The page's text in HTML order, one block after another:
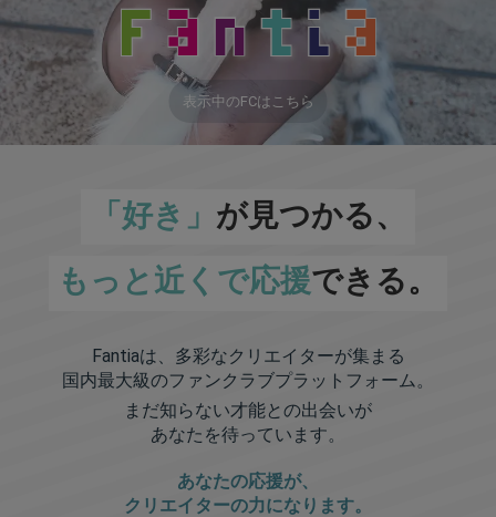
表示中のFCはこちら
「好き」 が見つかる、
もっと近くで応援できる。
Fantiaは、多彩なクリエイターが集まる
国内最大級のファンクラブプラットフォーム。
まだ知らない才能との出会いが
あなたを待っています。
あなたの応援が、
クリエイターの力になります。